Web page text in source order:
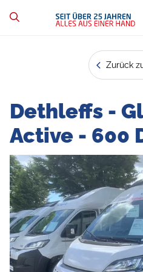
Zurück
Dethleffs -
Active - 600